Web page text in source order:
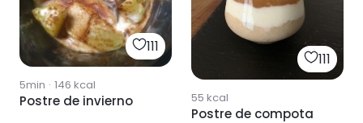
111
5min · 146 kcal
Postre de invierno
111
55 kcal
Postre de compota